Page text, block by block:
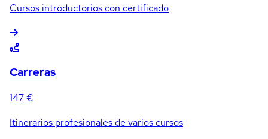
Cursos introductorios con certificado
Carreras
147 €
Itinerarios profesionales de varios cursos